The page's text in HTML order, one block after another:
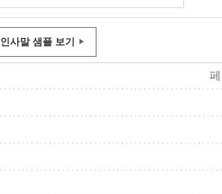
인사말 샘플 보기